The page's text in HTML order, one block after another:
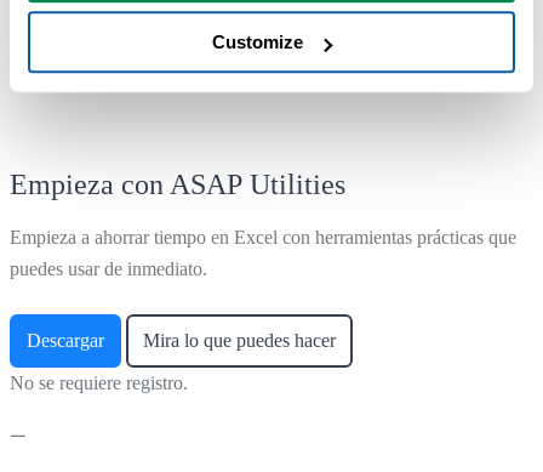
Customize
Empieza con ASAP Utilities
Empieza a ahorrar tiempo en Excel con herramientas prácticas que
puedes usar de inmediato.
Descargar Mira lo que puedes hacer
No se requiere registro.